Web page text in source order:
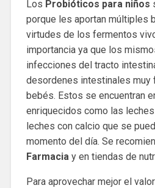
Los Probióticos para niños
porque les aportan múltiples
virtudes de los fermentos
importancia ya que los
infecciones del tracto
desordenes intestinales muy
bebés. Estos se encuentran
enriquecidos como las
leches con calcio que se
momento del día. Se
Farmacia y en tiendas de
Para aprovechar mejor el